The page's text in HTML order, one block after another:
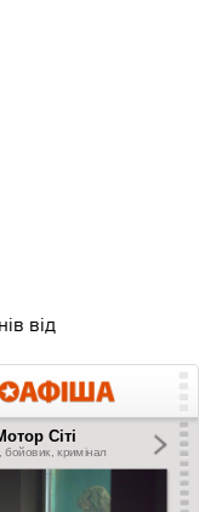
від